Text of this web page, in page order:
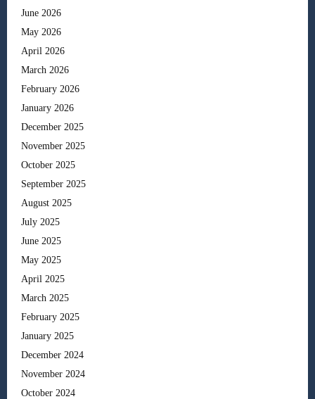
June 2026
May 2026
April 2026
March 2026
February 2026
January 2026
December 2025
November 2025
October 2025
September 2025
August 2025
July 2025
June 2025
May 2025
April 2025
March 2025
February 2025
January 2025
December 2024
November 2024
October 2024